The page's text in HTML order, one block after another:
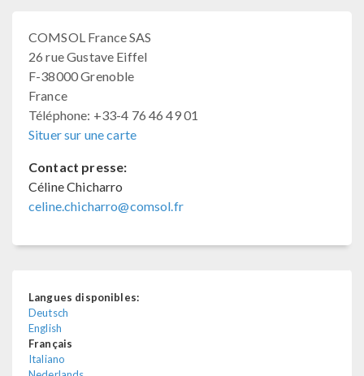
COMSOL France SAS
26 rue Gustave Eiffel
F-38000 Grenoble
France
Téléphone: +33-4 76 46 49 01
Situer sur une carte
Contact presse:
Céline Chicharro
celine.chicharro@comsol.fr
Langues disponibles:
Deutsch
English
Français
Italiano